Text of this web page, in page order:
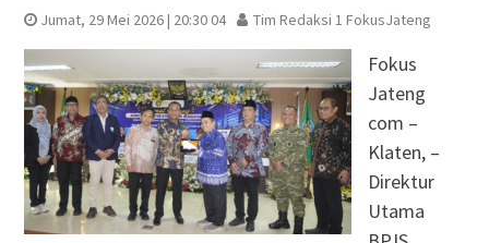
Jumat, 29 Mei 2026 | 20:30 04 Tim Redaksi 1 FokusJateng
Fokus
Jateng
com –
Klaten, –
Direktur
Utama